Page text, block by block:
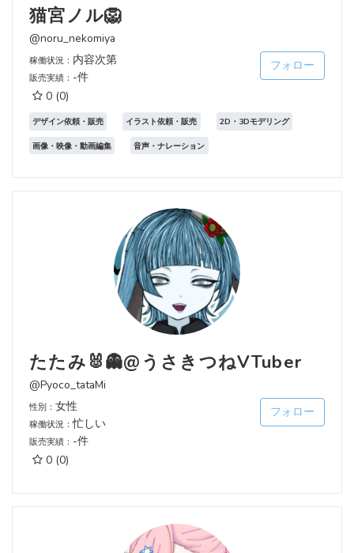
猫宮ノル🦁
@noru_nekomiya
稼働状況： 内容次第
販売実績： -件
0 (0)
フォロー
デザイン依頼・販売 イラスト依頼・販売 2D・3Dモデリング
画像・映像・動画編集 音声・ナレーション
たたみ🐰👻@うさきつねVTuber
@Pyoco_tataMi
性別： 女性
稼働状況：忙しい
販売実績： -件
0 (0)
フォロー